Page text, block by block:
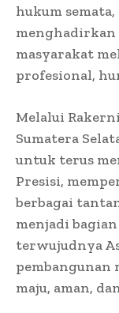
hukum
menghadirkan
masyarakat
profesional,
Melalui
Sumatera
untuk terus
Presisi,
berbagai
menjadi
terwujudnya
pembangunan
maju, aman,